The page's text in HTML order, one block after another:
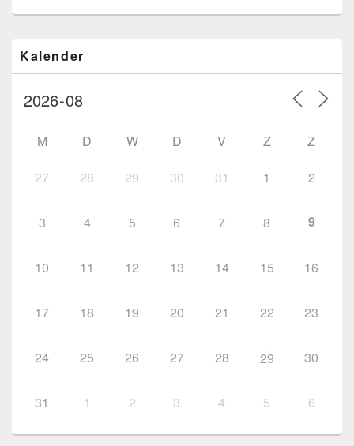
zijbalk
widget
Kalender
M D W D V Z Z
27 28 29 30 31 1 2
3 4 5 6 7 8 9
10 11 12 13 14 15 16
17 18 19 20 21 22 23
24 25 26 27 28 29 30
31 1 2 3 4 5 6